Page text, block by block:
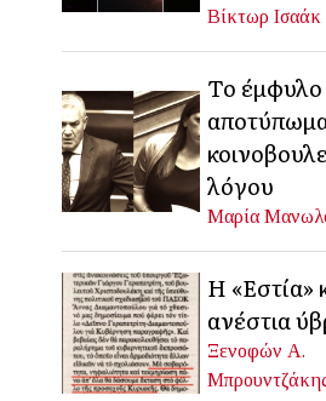
Βίκτωρ Ισαάκ
Το έμφυλο
λόγου
Μαρία
Η «Εστία»
ανέστια
Ξενοφών Α.